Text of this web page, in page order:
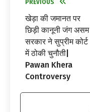
PREVIOUS
खेड़ा की जमानत पर
छिड़ी कानूनी जंग असम
सरकार ने सुप्रीम कोर्ट
में ठोकी चुनौती|
Pawan Khera
Controversy